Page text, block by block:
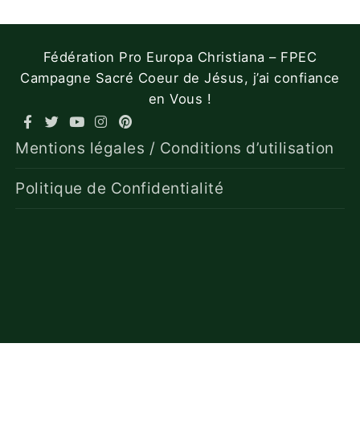
Fédération Pro Europa Christiana – FPEC
Campagne Sacré Coeur de Jésus, j’ai confiance
en Vous !
Mentions légales / Conditions d’utilisation
Politique de Confidentialité